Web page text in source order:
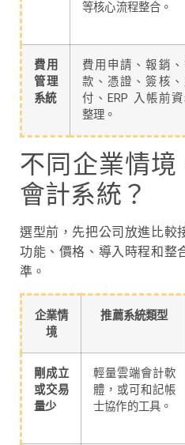
等核心流程整合。
費用
管理
系統
費用申請、報銷
款、憑證、簽核、
付、ERP 入帳前
整理。
不同企業情
會計系統？
選型前，先把公司放進比較
功能、價格、導入時程和整
準。
企業情
境
推薦系統類型
剛成立
或交易
量少
輕量雲端會計軟
體，或可和記帳
士協作的工具。